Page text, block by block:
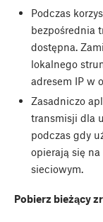
Podczas
bezpośrednia
dostępna.
lokalnego
adresem IP w
Zasadniczo
transmisji dla
podczas gdy
opierają się
sieciowym.
Pobierz bieżący